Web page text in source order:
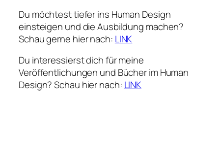
Du möchtest tiefer ins Human Design
einsteigen und die Ausbildung machen?
Schau gerne hier nach: LINK
Du interessierst dich für meine
Veröffentlichungen und Bücher im Human
Design? Schau hier nach: LINK